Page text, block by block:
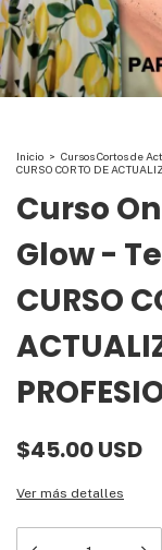
Inicio > Cursos Cortos de
CURSO CORTO DE
Curso
Glow -
CURSO
$45.00 USD
Ver más detalles